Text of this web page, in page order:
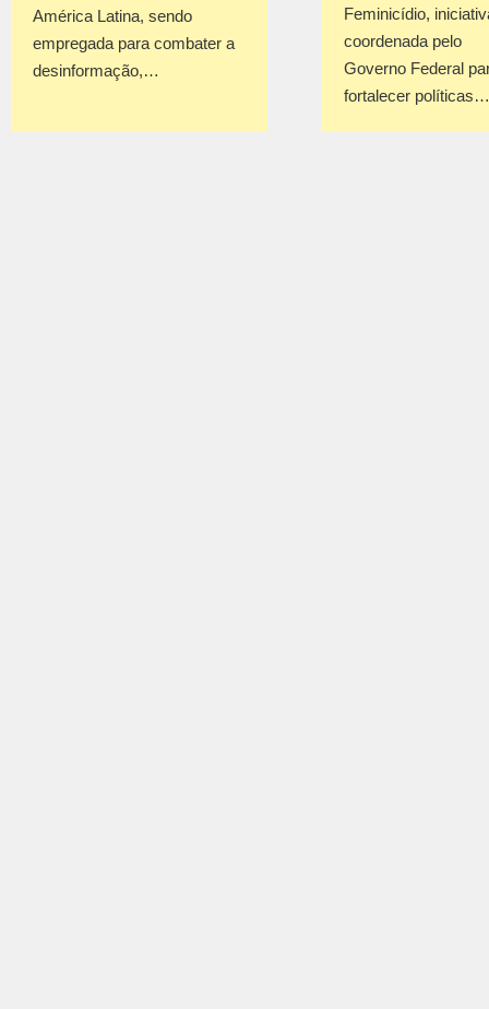
América Latina, sendo
empregada para combater a
desinformação,…
Feminicídio,
coordenada pelo
Governo Federal
fortalecer políticas…